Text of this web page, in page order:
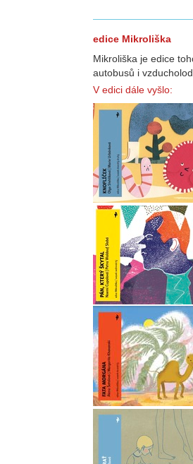
edice Mikroliška
Mikroliška je edice
autobusů i
V edici dále vyšlo: